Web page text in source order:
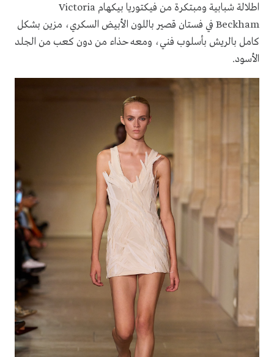
اطلالة شبابية ومبتكرة من فيكتوريا بيكهام Victoria
Beckham في فستان قصير باللون الأبيض السكري، مزين بشكل
كامل بالريش بأسلوب فني، ومعه حذاء من دون كعب من الجلد
الأسود.